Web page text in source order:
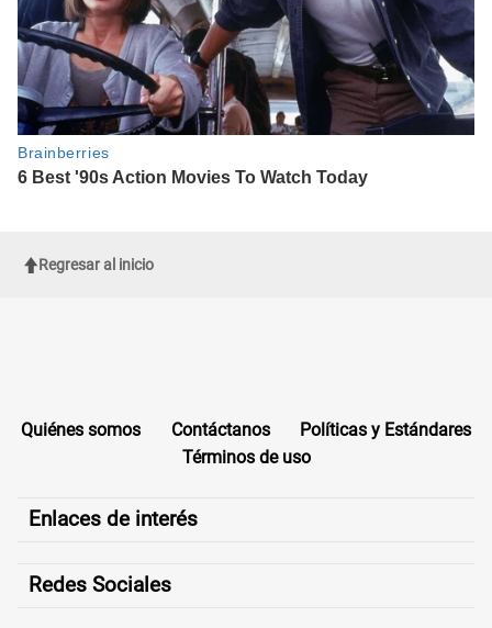
Regresar al inicio
Quiénes somos Contáctanos
Políticas y Estándares
Términos de uso
Enlaces de interés
Redes Sociales